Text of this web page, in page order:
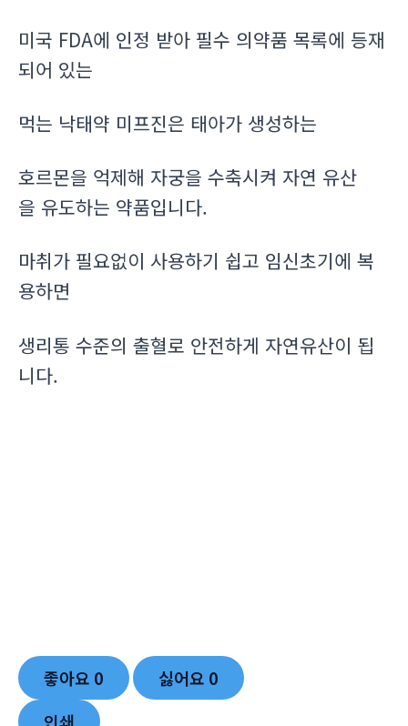
미국 FDA에 인정 받아 필수 의약품 목록에 등재
되어 있는
먹는 낙태약 미프진은 태아가 생성하는
호르몬을 억제해 자궁을 수축시켜 자연 유산
을 유도하는 약품입니다.
마취가 필요없이 사용하기 쉽고 임신초기에 복
용하면
생리통 수준의 출혈로 안전하게 자연유산이 됩
니다.
좋아요 0 싫어요 0